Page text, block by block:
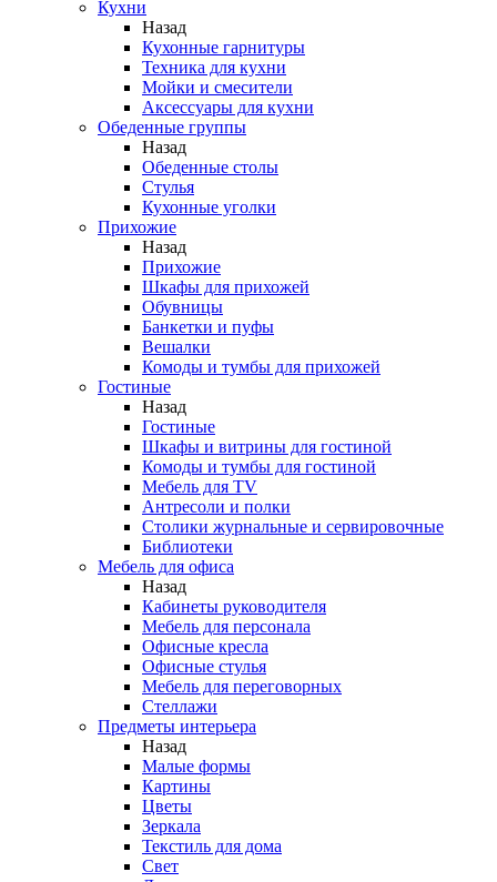
Кухни
Назад
Кухонные гарнитуры
Техника для кухни
Мойки и смесители
Аксессуары для кухни
Обеденные группы
Назад
Обеденные столы
Стулья
Кухонные уголки
Прихожие
Назад
Прихожие
Шкафы для прихожей
Обувницы
Банкетки и пуфы
Вешалки
Комоды и тумбы для прихожей
Гостиные
Назад
Гостиные
Шкафы и витрины для гостиной
Комоды и тумбы для гостиной
Мебель для TV
Антресоли и полки
Столики журнальные и сервировочные
Библиотеки
Мебель для офиса
Назад
Кабинеты руководителя
Мебель для персонала
Офисные кресла
Офисные стулья
Мебель для переговорных
Стеллажи
Предметы интерьера
Назад
Малые формы
Картины
Цветы
Зеркала
Текстиль для дома
Свет